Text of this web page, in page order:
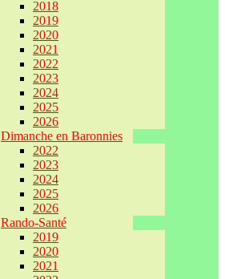
2018
2019
2020
2021
2022
2023
2024
2025
2026
Dimanche en Baronnies
2022
2023
2024
2025
2026
Rando-Santé
2019
2020
2021